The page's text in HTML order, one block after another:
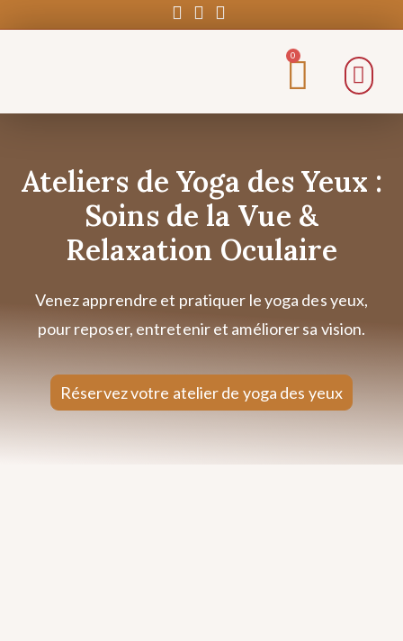
0
Ateliers de Yoga des Yeux :
Soins de la Vue &
Relaxation Oculaire
Venez apprendre et pratiquer le yoga des yeux,
pour reposer, entretenir et améliorer sa vision.
Réservez votre atelier de yoga des yeux